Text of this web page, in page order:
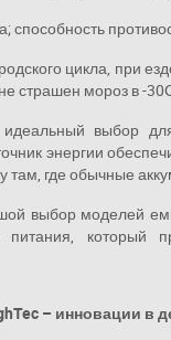
способность
цикла, при
страшен мороз в -
выбор для
энергии
где обычные
выбор моделей
питания,
– инновации в